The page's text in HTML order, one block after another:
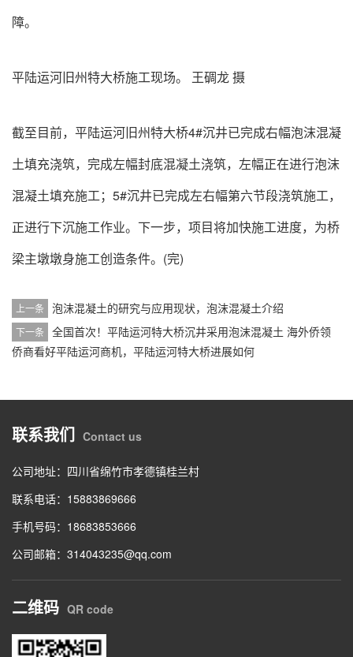
障。
平陆运河旧州特大桥施工现场。 王碉龙 摄
截至目前，平陆运河旧州特大桥4#沉井已完成右幅泡沫混凝
土填充浇筑，完成左幅封底混凝土浇筑，左幅正在进行泡沫
混凝土填充施工；5#沉井已完成左右幅第六节段浇筑施工，
正进行下沉施工作业。下一步，项目将加快施工进度，为桥
梁主墩墩身施工创造条件。(完)
上一条 泡沫混凝土的研究与应用现状，泡沫混凝土介绍
下一条
全国首次！平陆运河特大桥沉井采用泡沫混凝土 海外侨领
侨商看好平陆运河商机，平陆运河特大桥进展如何
联系我们 Contact us
公司地址：四川省绵竹市孝德镇桂兰村
联系电话：15883869666
手机号码：18683853666
公司邮箱：314043235@qq.com
二维码 QR code